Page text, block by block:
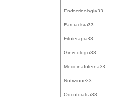
Endocrinologia33
Farmacista33
Fitoterapia33
Ginecologia33
MedicinaInterna33
Nutrizione33
Odontoiatria33